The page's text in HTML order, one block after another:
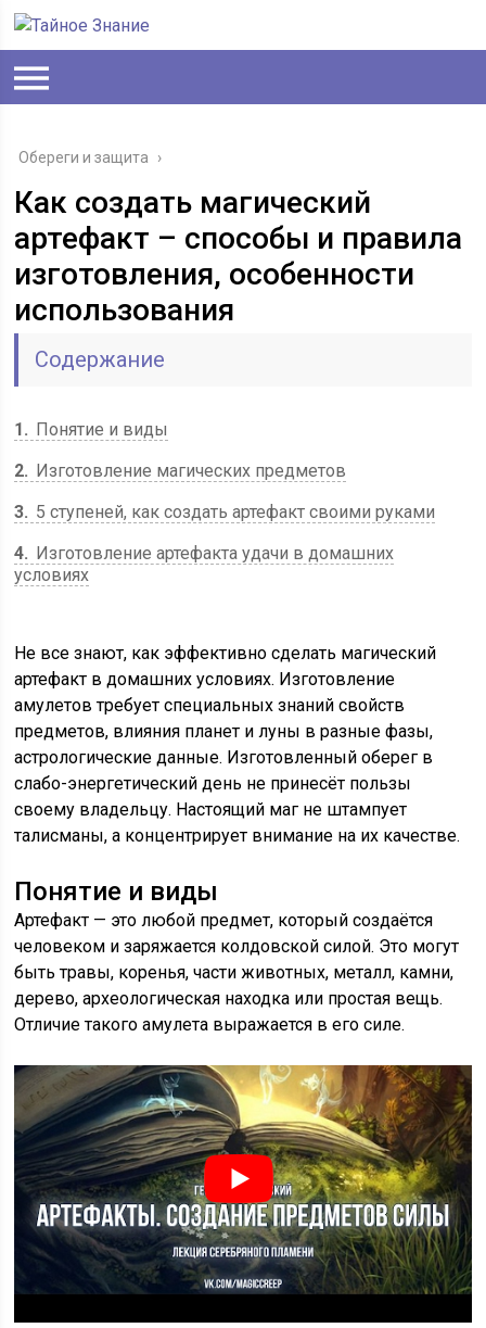
Обереги и защита ›
Как создать магический
артефакт – способы и правила
изготовления, особенности
использования
Содержание
1
Понятие и виды
2
Изготовление магических предметов
3
5 ступеней, как создать артефакт своими руками
4
Изготовление артефакта удачи в домашних
условиях
Не все знают, как эффективно сделать магический
артефакт в домашних условиях. Изготовление
амулетов требует специальных знаний свойств
предметов, влияния планет и луны в разные фазы,
астрологические данные. Изготовленный оберег в
слабо-энергетический день не принесёт пользы
своему владельцу. Настоящий маг не штампует
талисманы, а концентрирует внимание на их качестве.
Понятие и виды
Артефакт — это любой предмет, который создаётся
человеком и заряжается колдовской силой. Это могут
быть травы, коренья, части животных, металл, камни,
дерево, археологическая находка или простая вещь.
Отличие такого амулета выражается в его силе.